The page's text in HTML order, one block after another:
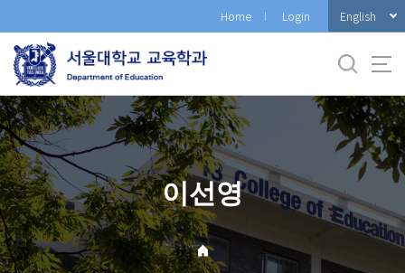
로
메
뉴
Home Login English
이선영